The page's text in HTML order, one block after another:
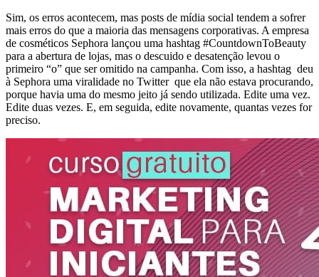
Sim, os erros acontecem, mas posts de mídia social tendem a sofrer
mais erros do que a maioria das mensagens corporativas. A empresa
de cosméticos Sephora lançou uma hashtag #CountdownToBeauty
para a abertura de lojas, mas o descuido e desatenção levou o
primeiro “o” que ser omitido na campanha. Com isso, a hashtag deu
à Sephora uma viralidade no Twitter que ela não estava procurando,
porque havia uma do mesmo jeito já sendo utilizada. Edite uma vez.
Edite duas vezes. E, em seguida, edite novamente, quantas vezes for
preciso.